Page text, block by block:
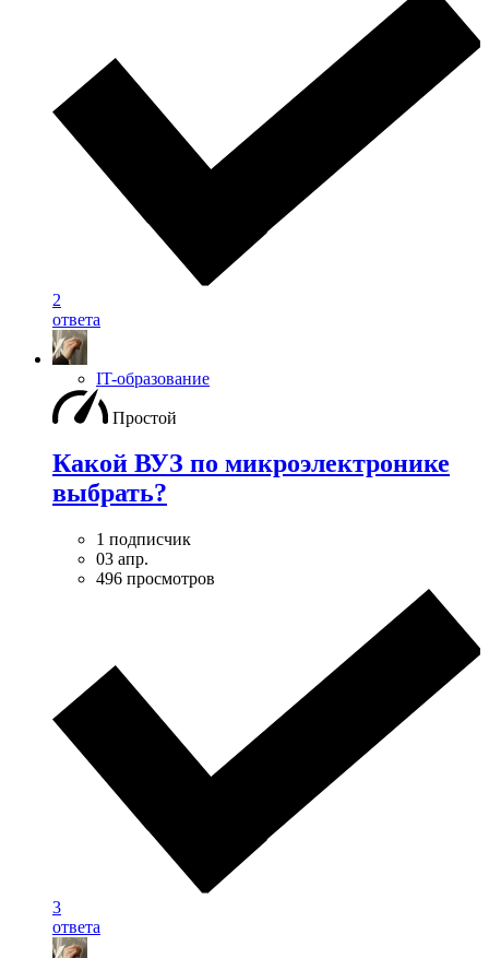
2
ответа
IT-образование
Простой
Какой ВУЗ по микроэлектронике
выбрать?
1 подписчик
03 апр.
496 просмотров
3
ответа